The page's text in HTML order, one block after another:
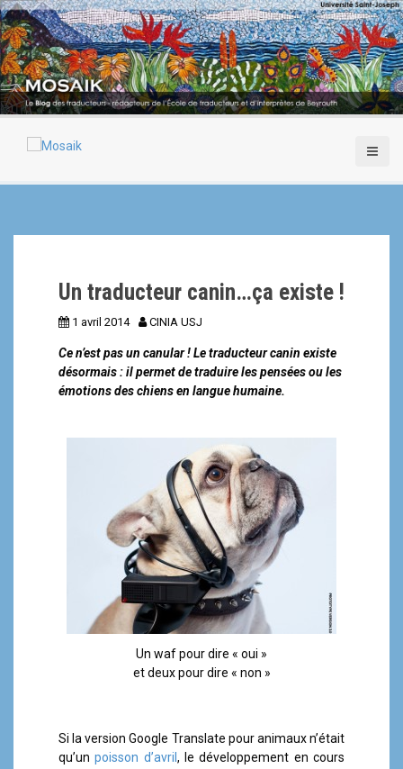
A
l
l
e
r
a
Un traducteur canin…ça existe !
1 avril 2014 CINIA USJ
Ce n’est pas un canular ! Le traducteur canin existe
désormais : il permet de traduire les pensées ou les
émotions des chiens en langue humaine.
Un waf pour dire « oui »
et deux pour dire « non »
Si la version Google Translate pour animaux n’était
qu’unpoisson d’avril , le développement en cours